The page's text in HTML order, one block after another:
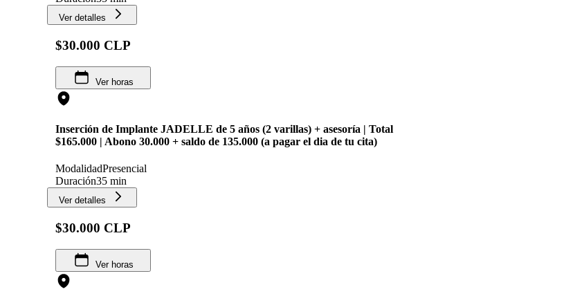
Ver detalles
$30.000 CLP
Ver horas
Inserción de Implante JADELLE de 5 años (2 varillas) + asesoría | Total
$165.000 | Abono 30.000 + saldo de 135.000 (a pagar el dia de tu cita)
ModalidadPresencial
Duración35 min
Ver detalles
$30.000 CLP
Ver horas